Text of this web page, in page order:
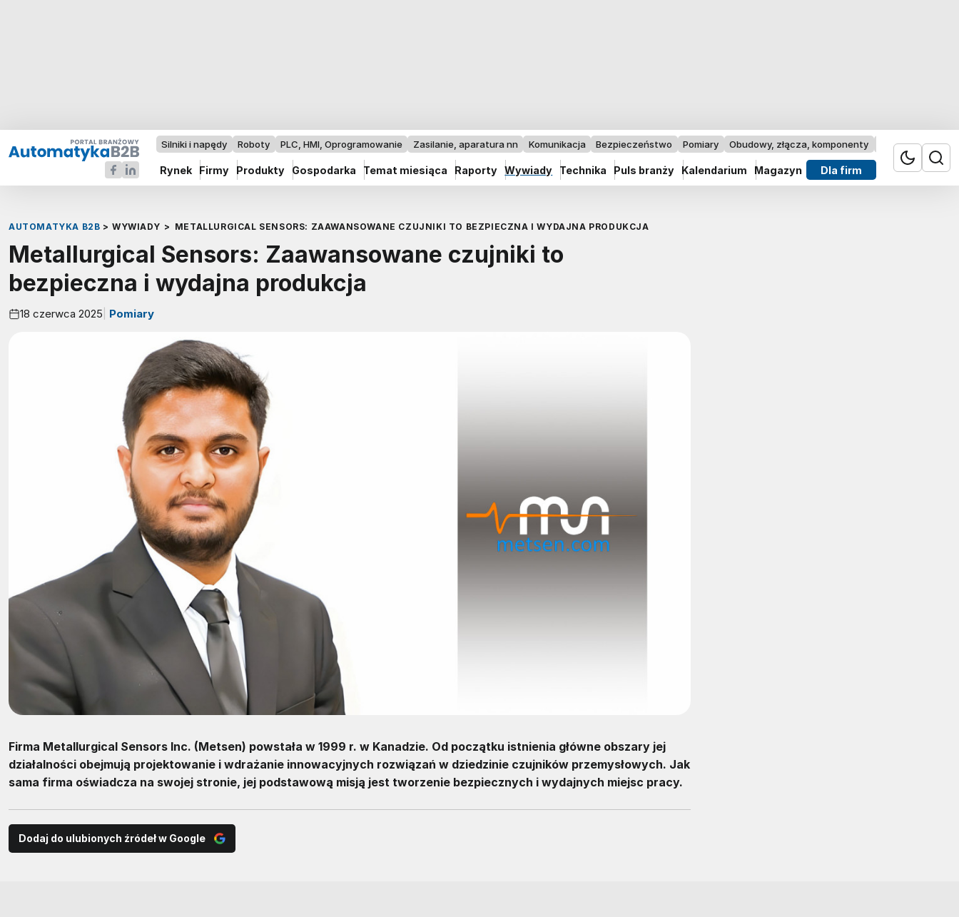
Silniki i napędy Roboty PLC, HMI, Oprogramowanie Zasilanie, aparatura nn Komunikacja Bezpieczeństwo Pomiary Obudowy, złącza, komponenty Przemysł 4.0
Rynek Firmy Produkty Gospodarka Temat miesiąca Raporty Wywiady Technika Puls branży Kalendarium Magazyn Dla firm
AUTOMATYKA B2B > WYWIADY > METALLURGICAL SENSORS: ZAAWANSOWANE CZUJNIKI TO BEZPIECZNA I WYDAJNA PRODUKCJA
Metallurgical Sensors: Zaawansowane czujniki to
bezpieczna i wydajna produkcja
18 czerwca 2025 Pomiary
Firma Metallurgical Sensors Inc. (Metsen) powstała w 1999 r. w Kanadzie. Od początku istnienia główne obszary jej
działalności obejmują projektowanie i wdrażanie innowacyjnych rozwiązań w dziedzinie czujników przemysłowych. Jak
sama firma oświadcza na swojej stronie, jej podstawową misją jest tworzenie bezpiecznych i wydajnych miejsc pracy.
Dodaj do ulubionych źródeł w Google